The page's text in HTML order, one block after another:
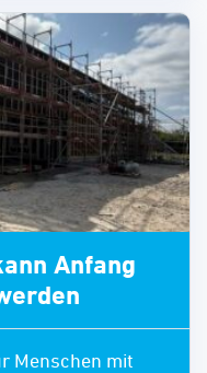
Anfang
Menschen mit